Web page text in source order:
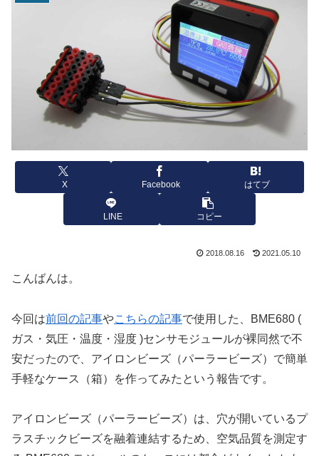
X Facebook はてブ
LINE コピー
2018.08.16 2021.05.10
こんばんは。
今回は前回の記事やこちらの記事で使用した、BME680 (
ガス・気圧・温度・湿度 )センサモジュールが裸同然で不
安だったので、アイロンビーズ（パーラービーズ）で簡単
手軽なケース（箱）を作ってみたという報告です。
アイロンビーズ（パーラービーズ）は、穴が開いているプ
ラスチックビーズを融着連結するため、空気品質を測定す